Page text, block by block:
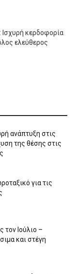
Ισχυρή κερδοφορία
ελεύθερος
ανάπτυξη στις
της θέσης στις
για τις
τον Ιούλιο –
και στέγη